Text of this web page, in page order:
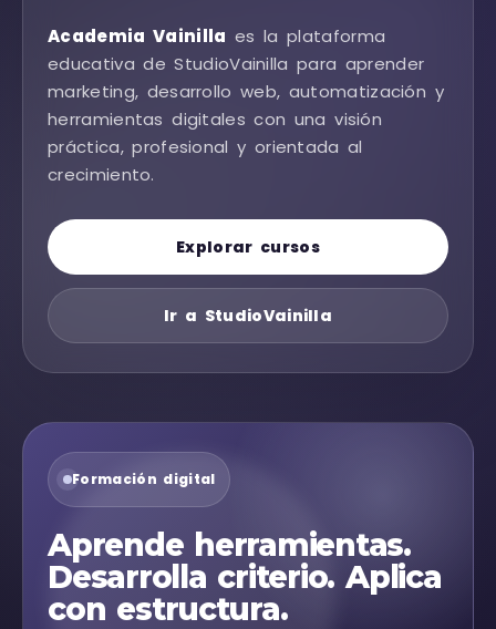
Academia Vainilla es la plataforma
educativa de StudioVainilla para aprender
marketing, desarrollo web, automatización y
herramientas digitales con una visión
práctica, profesional y orientada al
crecimiento.
Explorar cursos
Ir a StudioVainilla
Formación digital
Aprende herramientas.
Desarrolla criterio. Aplica
con estructura.